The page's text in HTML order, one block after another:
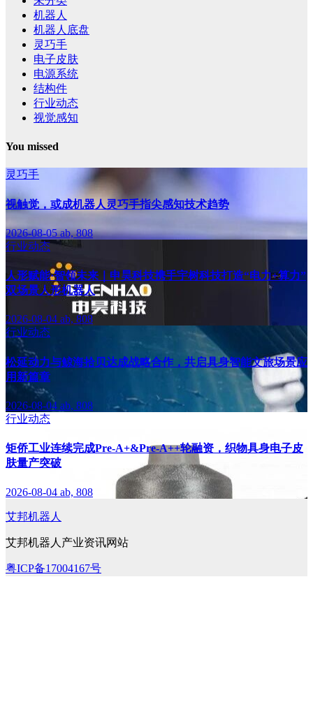
机器人
机器人底盘
灵巧手
电子皮肤
电源系统
结构件
行业动态
视觉感知
You missed
灵巧手
视触觉，或成机器人灵巧手指尖感知技术趋势
2026-08-05ab, 808
行业动态
人形赋能·智领未来｜申昊科技携手宇树科技打造“电力+算力”
双场景人形机器人
2026-08-04 ab, 808
行业动态
松延动力与鲸海拾贝达成战略合作，共启具身智能文旅场景应
用新篇章
2026-08-04 ab, 808
行业动态
矩侨工业连续完成Pre-A+&Pre-A++轮融资，织物具身电子皮
肤量产突破
2026-08-04 ab, 808
艾邦机器人
艾邦机器人产业资讯网站
粤ICP备17004167号